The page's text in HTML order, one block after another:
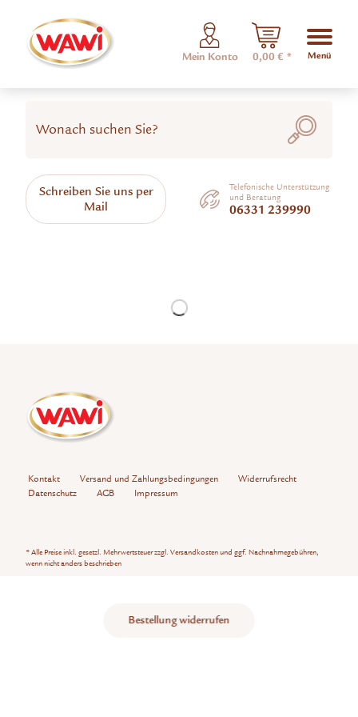
Mein Konto 0,00 € * Menü
Schreiben Sie uns per
Mail
Telefonische Unterstützung
und Beratung
06331 239990
Kontakt Versand und Zahlungsbedingungen
Widerrufsrecht
Datenschutz
AGB Impressum
* Alle Preise inkl. gesetzl. Mehrwertsteuer zzgl.Versandkostenund ggf. Nachnahmegebühren,
wenn nicht anders beschrieben
Bestellung widerrufen